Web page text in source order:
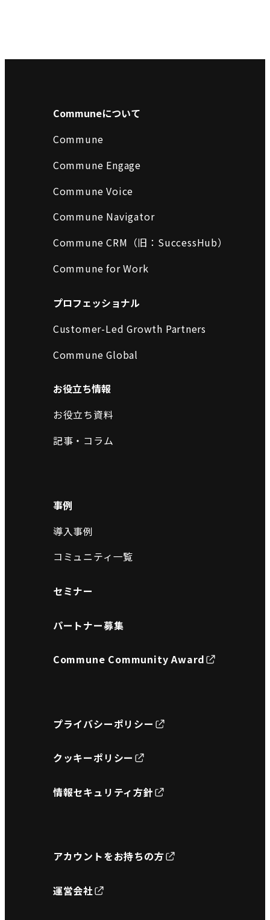
Communeについて
Commune
Commune Engage
Commune Voice
Commune Navigator
Commune CRM（旧：SuccessHub）
Commune for Work
プロフェッショナル
Customer-Led Growth Partners
Commune Global
お役立ち情報
お役立ち資料
記事・コラム
事例
導入事例
コミュニティ一覧
セミナー
パートナー募集
Commune Community Award
プライバシーポリシー
クッキーポリシー
情報セキュリティ方針
アカウントをお持ちの方
運営会社